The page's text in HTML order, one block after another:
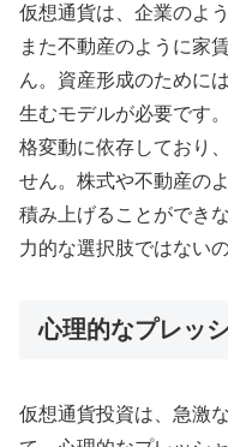
仮想通貨は、企業のよ
また不動産のように家
ん。資産形成のために
生むモデルが必要です
格変動に依存しており
せん。株式や不動産の
積み上げることができ
力的な選択肢ではないの
心理的なプレッ
仮想通貨投資は、急激